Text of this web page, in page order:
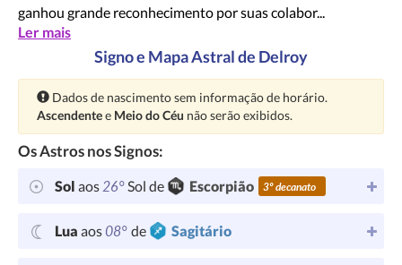
ganhou grande reconhecimento por suas colabor...
Ler mais
Signo e Mapa Astral de Delroy
Atenção:
Dados de nascimento sem informação de horário.
Ascendentee Meio do Céu não serão exibidos.
Os Astros nos Signos:
Sol aos26°Sol de Escorpião 3º decanato
Lua aos08° de Sagitário